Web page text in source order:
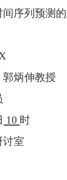
序列预测
炳伸教授
10 时
讨室